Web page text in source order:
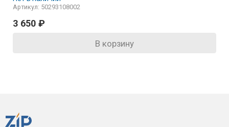
Артикул: 50293108002
3 650 ₽
В корзину